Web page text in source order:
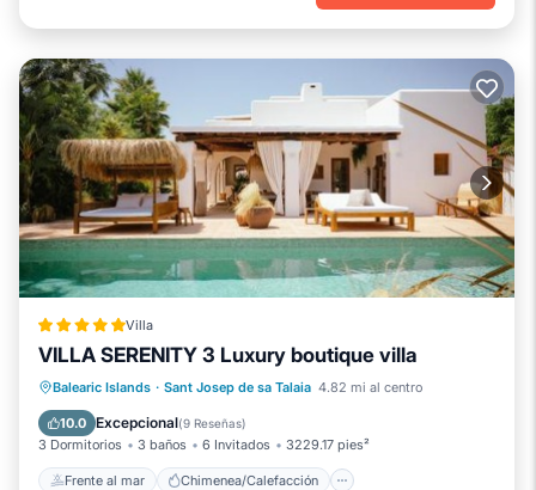
Villa
VILLA SERENITY 3 Luxury boutique villa
Balearic Islands · Sant Josep de sa Talaia 4.82 mi al centro
10.0 Excepcional(9 Reseñas)
3 Dormitorios 3 baños 6 Invitados 3229.17 pies²
Frente al mar Chimenea/Calefacción
Frente al mar
Chimenea/Calefacción
Piscina
Vista al mar